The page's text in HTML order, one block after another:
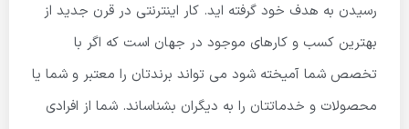
رسیدن به هدف خود گرفته اید. کار اینترنتی در قرن جدید از
بهترین کسب و کارهای موجود در جهان است که اگر با
تخصص شما آمیخته شود می تواند برندتان را معتبر و شما یا
محصولات و خدماتتان را به دیگران بشناساند. شما از افرادی